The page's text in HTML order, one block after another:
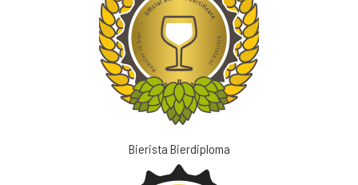
Bierista Bierdiploma